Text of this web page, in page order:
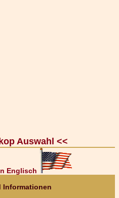
Auswahl <<
Englisch
Informationen